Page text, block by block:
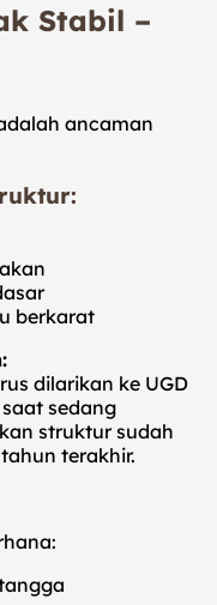
Stabil –
ancaman
berkarat
dilarikan ke UGD
saat sedang
struktur sudah
terakhir.